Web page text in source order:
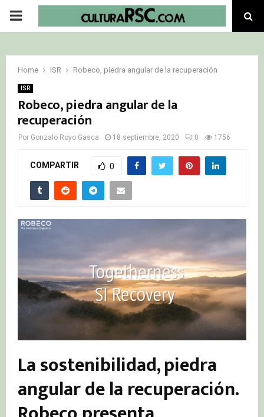
PRIMARY
Home ISR Robeco, piedra angular de la recuperación
ISR
Robeco, piedra angular de la
recuperación
Por Gonzalo Royo Gasca 18 septiembre, 2020 0 1756
COMPARTIR 0
La sostenibilidad, piedra
angular de la recuperación.